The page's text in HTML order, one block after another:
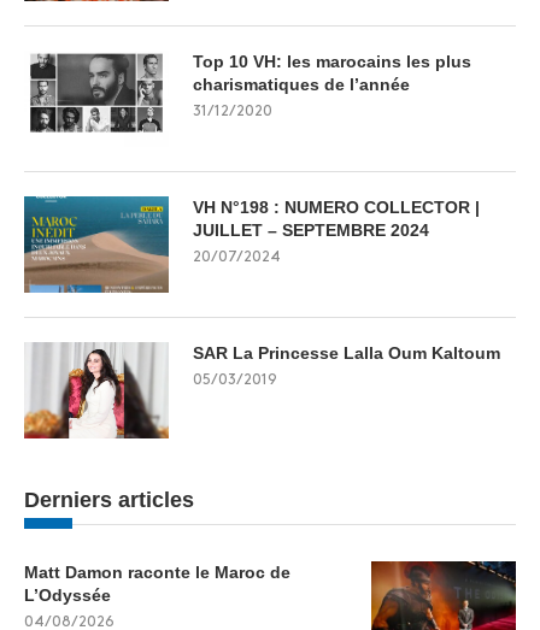
Top 10 VH: les marocains les plus
charismatiques de l’année
31/12/2020
VH N°198 : NUMERO COLLECTOR |
JUILLET – SEPTEMBRE 2024
20/07/2024
SAR La Princesse Lalla Oum Kaltoum
05/03/2019
Derniers articles
Matt Damon raconte le Maroc de
L’Odyssée
04/08/2026